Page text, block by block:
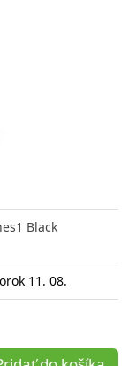
Black
11. 08.